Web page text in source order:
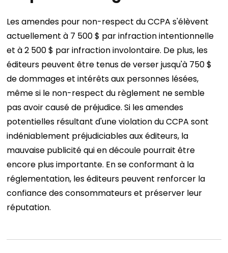
Les amendes pour non-respect du CCPA s'élèvent
actuellement à 7 500 $ par infraction intentionnelle
et à 2 500 $ par infraction involontaire. De plus, les
éditeurs peuvent être tenus de verser jusqu'à 750 $
de dommages et intérêts aux personnes lésées,
même si le non-respect du règlement ne semble
pas avoir causé de préjudice. Si les amendes
potentielles résultant d'une violation du CCPA sont
indéniablement préjudiciables aux éditeurs, la
mauvaise publicité qui en découle pourrait être
encore plus importante. En se conformant à la
réglementation, les éditeurs peuvent renforcer la
confiance des consommateurs et préserver leur
réputation.